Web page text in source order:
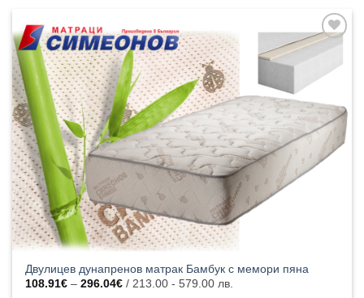
Добавяне
списъка с
харесани
Двулицев дунапренов матрак Бамбук с мемори пяна
108.91€ – 296.04€Price
/ 213.00 - 579.00 лв.